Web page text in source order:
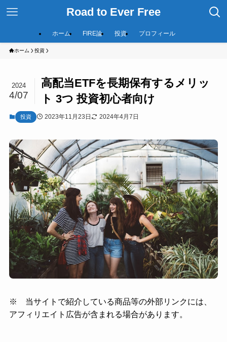
Road to Ever Free
ホーム FIRE論 投資 プロフィール
ホーム 投資
高配当ETFを長期保有するメリッ
ト 3つ 投資初心者向け
2024
4/07
投資 2023年11月23日 2024年4月7日
※ 当サイトで紹介している商品等の外部リンクには、
アフィリエイト広告が含まれる場合があります。